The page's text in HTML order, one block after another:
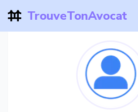
TrouveTonAvocat